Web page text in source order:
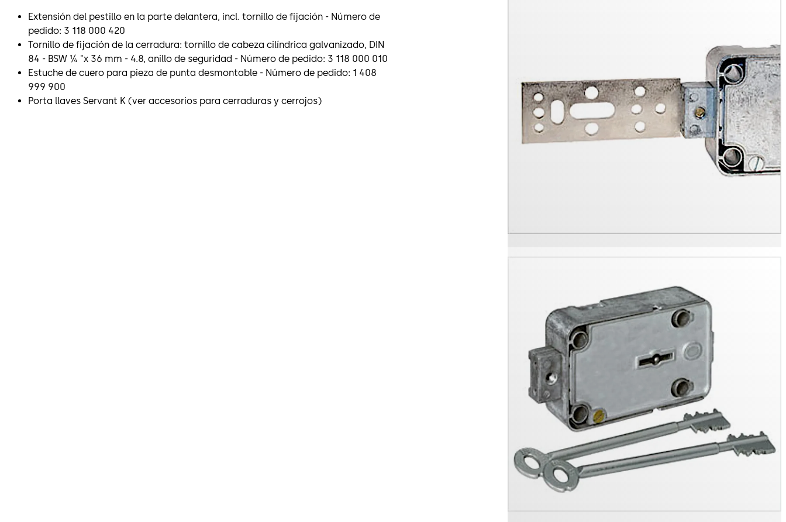
Extensión del pestillo en la parte delantera, incl. tornillo de fijación - Número de
pedido: 3 118 000 420
Tornillo de fijación de la cerradura: tornillo de cabeza cilíndrica galvanizado, DIN
84 - BSW ¼ "x 36 mm - 4.8, anillo de seguridad - Número de pedido: 3 118 000 010
Estuche de cuero para pieza de punta desmontable - Número de pedido: 1 408
999 900
Porta llaves Servant K (ver accesorios para cerraduras y cerrojos)